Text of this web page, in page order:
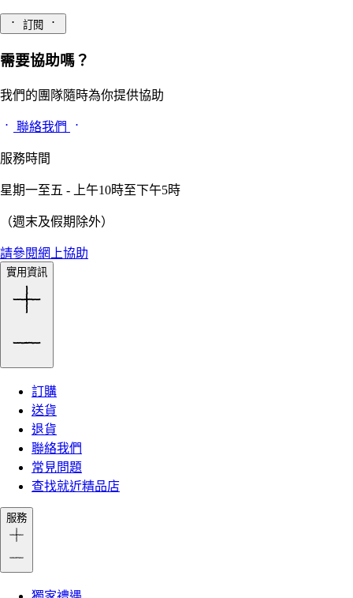
訂閱
需要協助嗎？
我們的團隊隨時為你提供協助
聯絡我們
服務時間
星期一至五 - 上午10時至下午5時
（週末及假期除外）
請參閱網上協助
實用資訊
訂購
送貨
退貨
聯絡我們
常見問題
查找就近精品店
服務